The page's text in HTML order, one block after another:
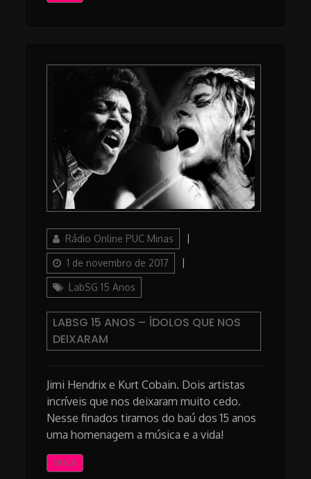
AuthorRádio Online PUC Minas
1 de novembro de 2017
LabSG 15 Anos
LABSG 15 ANOS – ÍDOLOS QUE NOS
DEIXARAM
Jimi Hendrix e Kurt Cobain. Dois artistas
incríveis que nos deixaram muito cedo.
Nesse finados tiramos do baú dos 15 anos
uma homenagem a música e a vida!
OUÇA